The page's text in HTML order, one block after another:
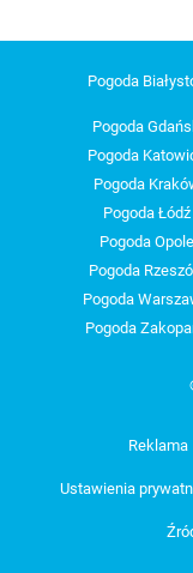
Pogoda
Pogoda
Pogoda
Pogoda
Pogoda Łódź
Pogoda Opole
Pogoda
Pogoda
Pogoda
Reklama
Ustawienia